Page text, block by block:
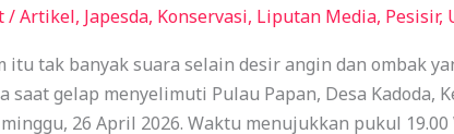
/Artikel, Japesda, Konservasi, Liputan Media, Pesisir,
itu tak banyak suara selain desir angin dan ombak
saat gelap menyelimuti Pulau Papan, Desa Kadoda,
26 April 2026. Waktu menujukkan pukul